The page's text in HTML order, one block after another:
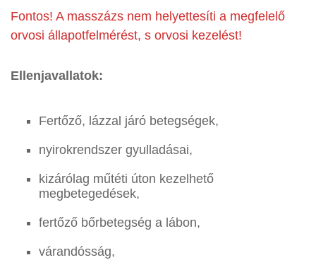
Fontos! A masszázs nem helyettesíti a megfelelő
orvosi állapotfelmérést, s orvosi kezelést!
Ellenjavallatok:
Fertőző, lázzal járó betegségek,
nyirokrendszer gyulladásai,
kizárólag műtéti úton kezelhető
megbetegedések,
fertőző bőrbetegség a lábon,
várandósság,